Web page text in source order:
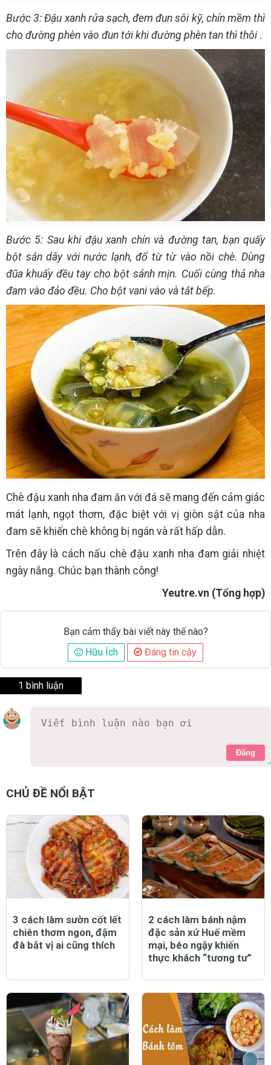
Bước 3: Đậu xanh rửa sạch, đem đun sôi kỹ, chín mềm thì
cho đường phèn vào đun tới khi đường phèn tan thì thôi .
Bước 5: Sau khi đậu xanh chín và đường tan, bạn quấy
bột sắn dây với nước lạnh, đổ từ từ vào nồi chè. Dùng
đũa khuấy đều tay cho bột sánh mịn. Cuối cùng thả nha
đam vào đảo đều. Cho bột vani vào và tắt bếp.
Chè đậu xanh nha đam ăn với đá sẽ mang đến cảm giác
mát lạnh, ngọt thơm, đặc biệt với vị giòn sật của nha
đam sẽ khiến chè không bị ngán và rất hấp dẫn.
Trên đây là cách nấu chè đậu xanh nha đam giải nhiệt
ngày nắng. Chúc bạn thành công!
Yeutre.vn (Tổng hợp)
Bạn cảm thấy bài viết này thế nào?
Hữu Ích
Đáng tin cậy
1 bình luận
Đăng
hiepelines
món ăn ngon , mình bookmark lại để tối nấu :)
Thanks
0 Thích Trả lời Báo cáo vi phạm
CHỦ ĐỀ NỔI BẬT
3 cách làm sườn cốt lết
chiên thơm ngon, đậm
đà bắt vị ai cũng thích
2 cách làm bánh nậm
đặc sản xứ Huế mềm
mại, béo ngậy khiến
thực khách “tương tư”